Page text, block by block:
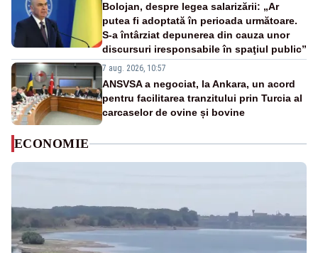
Bolojan, despre legea salarizării: „Ar
putea fi adoptată în perioada următoare.
S-a întârziat depunerea din cauza unor
discursuri iresponsabile în spaţiul public”
7 aug. 2026, 10:57
ANSVSA a negociat, la Ankara, un acord
pentru facilitarea tranzitului prin Turcia al
carcaselor de ovine și bovine
ECONOMIE